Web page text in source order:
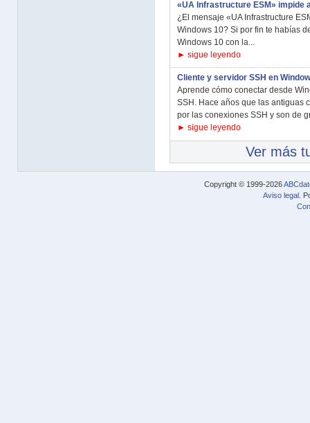
«UA Infrastructure ESM» impide
¿El mensaje «UA Infrastructure
Windows 10? Si por fin te habías
Windows 10 con la...
► sigue leyendo
Cliente y servidor SSH en
Aprende cómo conectar desde
SSH. Hace años que las antiguas
por las conexiones SSH y son de
► sigue leyendo
Ver más
Copyright © 1999-2026
Aviso legal .